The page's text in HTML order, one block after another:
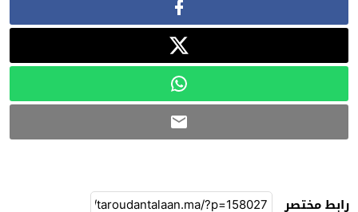
رابط مختصر